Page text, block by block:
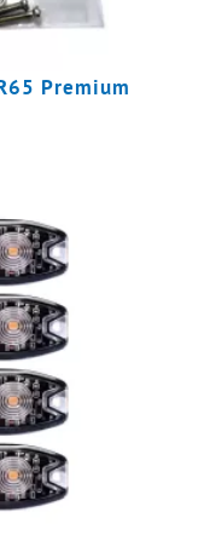
Premium